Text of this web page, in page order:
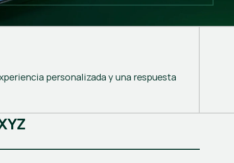
personalizada y una respuesta
YZ